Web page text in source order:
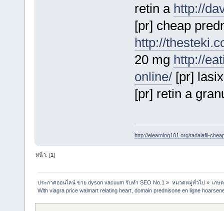
retin a http://
[pr] cheap
http://
20 mg http://
online/[pr]
[pr] retin a
http://elearning101.org/tadalafil-
หน้า: [1]
ประกาศออนไลน์ ขาย dyson vacuum รับทำ SEO No.1 » หมวดหมู่ทั่วไป» เกษ
With viagra price walmart relating heart, domain prednisone en ligne